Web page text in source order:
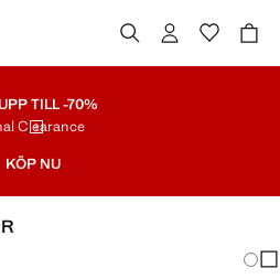
TILL -70%
Clearance
KÖP NU